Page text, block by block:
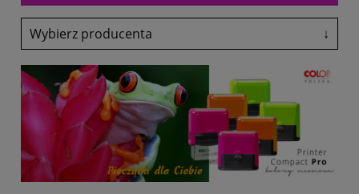
Wybierz producenta ↓
Antalis
Avery-Zweckform
Black Point
Canon
Coloris
Denix
drekker